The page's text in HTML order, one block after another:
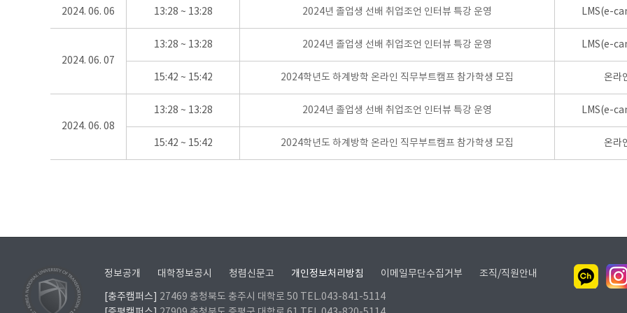
2024. 06. 06 13:28 ~ 13:28 2024년 졸업생 선배 취업조언 인터뷰 특강 운영 LMS(e-
2024. 06. 07
13:28 ~ 13:28 2024년 졸업생 선배 취업조언 인터뷰 특강 운영 LMS(e-
15:42 ~ 15:42 2024학년도 하계방학 온라인 직무부트캠프 참가학생 모집 온라
2024. 06. 08
13:28 ~ 13:28 2024년 졸업생 선배 취업조언 인터뷰 특강 운영 LMS(e-
15:42 ~ 15:42 2024학년도 하계방학 온라인 직무부트캠프 참가학생 모집 온라
정보공개 대학정보공시 청렴신문고 개인정보처리방침 이메일무단수집거부 조직/직원안내
[충주캠퍼스]
27469 충청북도 충주시 대학로 50 TEL.043-841-5114